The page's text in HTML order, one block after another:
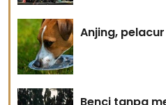
Anjing,
Benci tanpa